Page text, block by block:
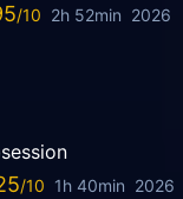
2h 52min 2026
1h 40min 2026